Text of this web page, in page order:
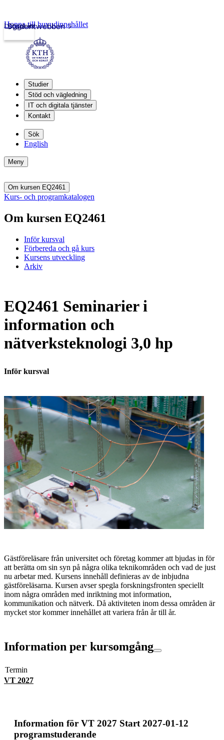
Studentwebben
Logga in
Hoppa till huvudinnehållet
Studier
Stöd och vägledning
IT och digitala tjänster
Kontakt
Sök
English
Meny
Om kursen EQ2461
Kurs- och programkatalogen
Om kursen EQ2461
Inför kursval
Förbereda och gå kurs
Kursens utveckling
Arkiv
EQ2461 Seminarier i
information och
nätverksteknologi 3,0 hp
Inför kursval
Gästföreläsare från universitet och företag kommer att bjudas in för
att berätta om sin syn på några olika teknikområden och vad de just
nu arbetar med. Kursens innehåll definieras av de inbjudna
gästföreläsarna. Kursen avser spegla forskningsfronten speciellt
inom några områden med inriktning mot information,
kommunikation och nätverk. Då aktiviteten inom dessa områden är
mycket stor kommer innehållet att variera från år till år.
Information per kursomgång
Termin
VT 2027
Information för VT 2027 Start 2027-01-12
programstuderande